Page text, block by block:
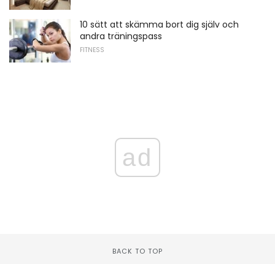
10 sätt att skämma bort dig själv och
andra träningspass
FITNESS
ad
BACK TO TOP